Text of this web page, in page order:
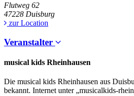
Flutweg 62
47228 Duisburg
zur Location
Veranstalter
musical kids Rheinhausen
Die musical kids Rheinhausen aus
bekannt. Internet unter „musicalkids-